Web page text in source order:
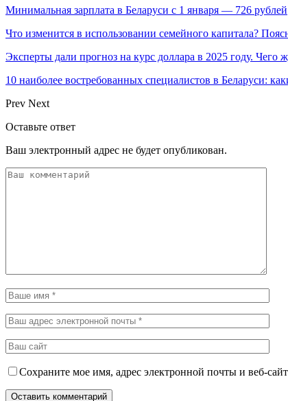
Минимальная зарплата в Беларуси с 1 января — 726 рублей
Что изменится в использовании семейного капитала?
Эксперты дали прогноз на курс доллара в 2025 году. Чего
10 наиболее востребованных специалистов в Беларуси:
Prev Next
Оставьте ответ
Ваш электронный адрес не будет опубликован.
Сохраните мое имя, адрес электронной почты и веб-